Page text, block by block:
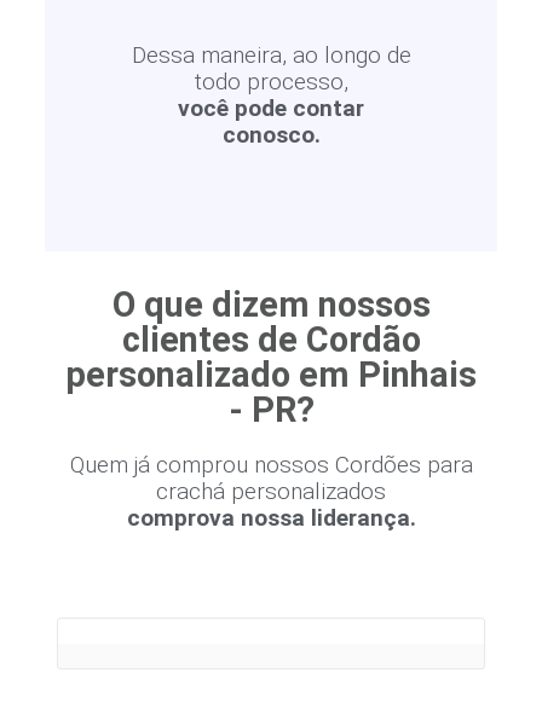
Dessa maneira, ao longo de
todo processo,
você pode contar
conosco.
O que dizem nossos
clientes de Cordão
personalizado em Pinhais
- PR?
Quem já comprou nossos Cordões para
crachá personalizados
comprova nossa liderança.